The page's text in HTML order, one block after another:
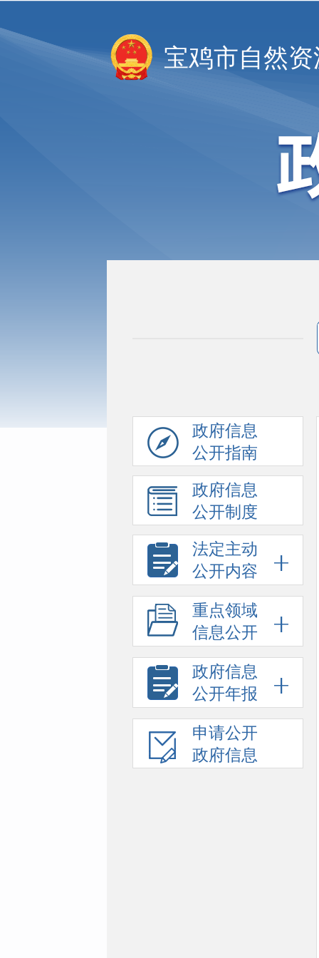
宝鸡市自然
政府信息
公开指南
政府信息
公开制度
法定主动
公开内容
重点领域
信息公开
政府信息
公开年报
申请公开
政府信息